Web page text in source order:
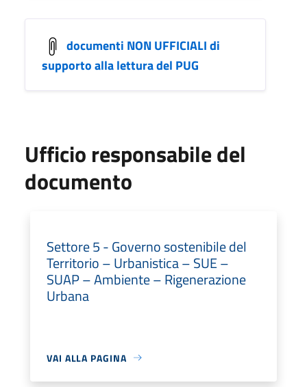
documenti NON UFFICIALI di
supporto alla lettura del PUG
Ufficio responsabile del
documento
Settore 5 - Governo sostenibile del
Territorio – Urbanistica – SUE –
SUAP – Ambiente – Rigenerazione
Urbana
VAI ALLA PAGINA